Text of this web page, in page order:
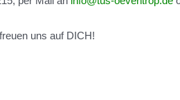
uns auf DICH!